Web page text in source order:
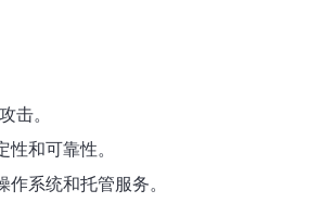
击。
和可靠性。
系统和托管服务。